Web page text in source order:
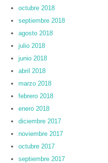
octubre 2018
septiembre 2018
agosto 2018
julio 2018
junio 2018
abril 2018
marzo 2018
febrero 2018
enero 2018
diciembre 2017
noviembre 2017
octubre 2017
septiembre 2017